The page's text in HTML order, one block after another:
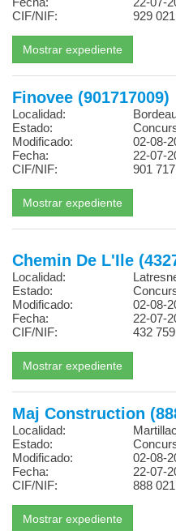
CIF/NIF:
929
Finovee (901717009)
Localidad:
Estado:
Modificado:
02-08-
Fecha:
22-07-
CIF/NIF:
901
Chemin De L'Ile
Localidad:
Estado:
Modificado:
02-08-
Fecha:
22-07-
CIF/NIF:
432
Maj Construction
Localidad:
Martillac
Estado:
Modificado:
02-08-
Fecha:
22-07-
CIF/NIF:
888